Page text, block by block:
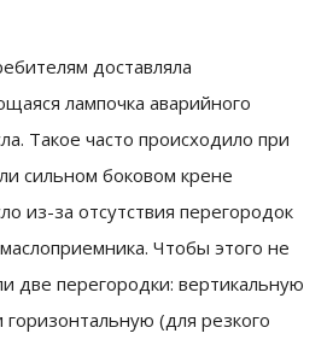
доставляла
лампочка аварийного
Такое часто происходило при
сильном боковом крене
из-за отсутствия перегородок
Чтобы этого не
две перегородки: вертикальную
горизонтальную (для резкого